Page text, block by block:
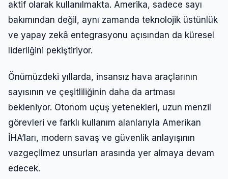
aktif olarak kullanılmakta. Amerika, sadece sayı
bakımından değil, aynı zamanda teknolojik üstünlük
ve yapay zekâ entegrasyonu açısından da küresel
liderliğini pekiştiriyor.
Önümüzdeki yıllarda, insansız hava araçlarının
sayısının ve çeşitliliğinin daha da artması
bekleniyor. Otonom uçuş yetenekleri, uzun menzil
görevleri ve farklı kullanım alanlarıyla Amerikan
İHA’ları, modern savaş ve güvenlik anlayışının
vazgeçilmez unsurları arasında yer almaya devam
edecek.